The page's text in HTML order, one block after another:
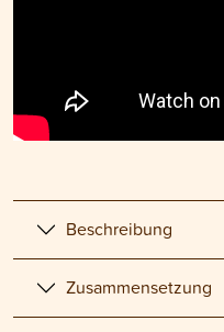
Beschreibung
Zusammensetzung